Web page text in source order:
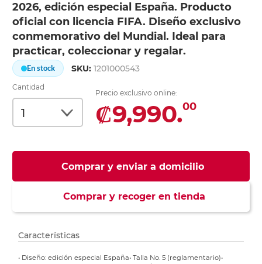
2026, edición especial España. Producto
oficial con licencia FIFA. Diseño exclusivo
conmemorativo del Mundial. Ideal para
practicar, coleccionar y regalar.
En stock SKU:1201000543
Cantidad
Precio exclusivo online:
₡9,990.00
Comprar y enviar a domicilio
Comprar y recoger en tienda
Características
• Diseño: edición especial España• Talla No. 5 (reglamentario)•